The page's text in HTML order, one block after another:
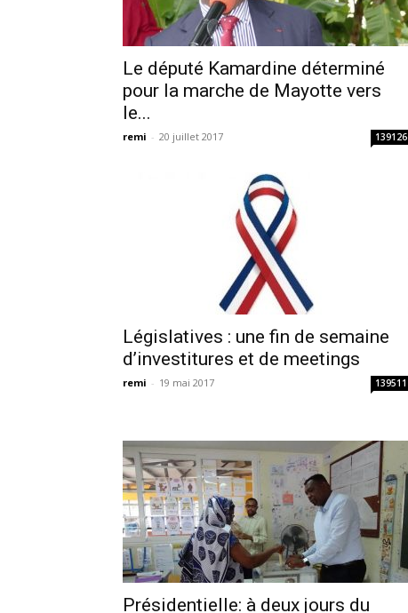
Le député Kamardine déterminé
pour la marche de Mayotte vers
le...
remi - 20 juillet 2017 139126
Législatives : une fin de semaine
d’investitures et de meetings
remi - 19 mai 2017 139511
Présidentielle: à deux jours du